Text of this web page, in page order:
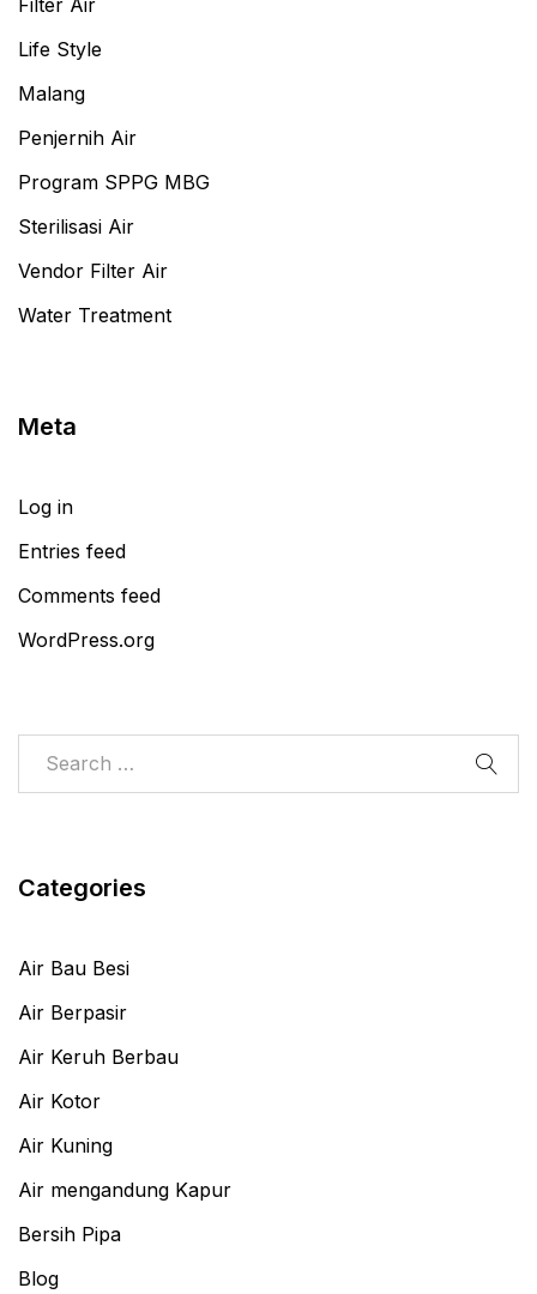
Filter Air
Life Style
Malang
Penjernih Air
Program SPPG MBG
Sterilisasi Air
Vendor Filter Air
Water Treatment
Meta
Log in
Entries feed
Comments feed
WordPress.org
Categories
Air Bau Besi
Air Berpasir
Air Keruh Berbau
Air Kotor
Air Kuning
Air mengandung Kapur
Bersih Pipa
Blog